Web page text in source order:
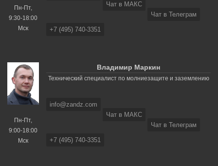
Пн-Пт,
9:30-18:00
Мск
Чат в МАКС
Чат в Телеграм
+7 (495) 740-3351
Пн-Пт,
9:00-18:00
Мск
Владимир Маркин
Технический специалист по молниезащите и заземлению
info@zandz.com
Чат в МАКС
Чат в Телеграм
+7 (495) 740-3351